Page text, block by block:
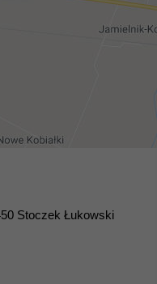
Stoczek Łukowski